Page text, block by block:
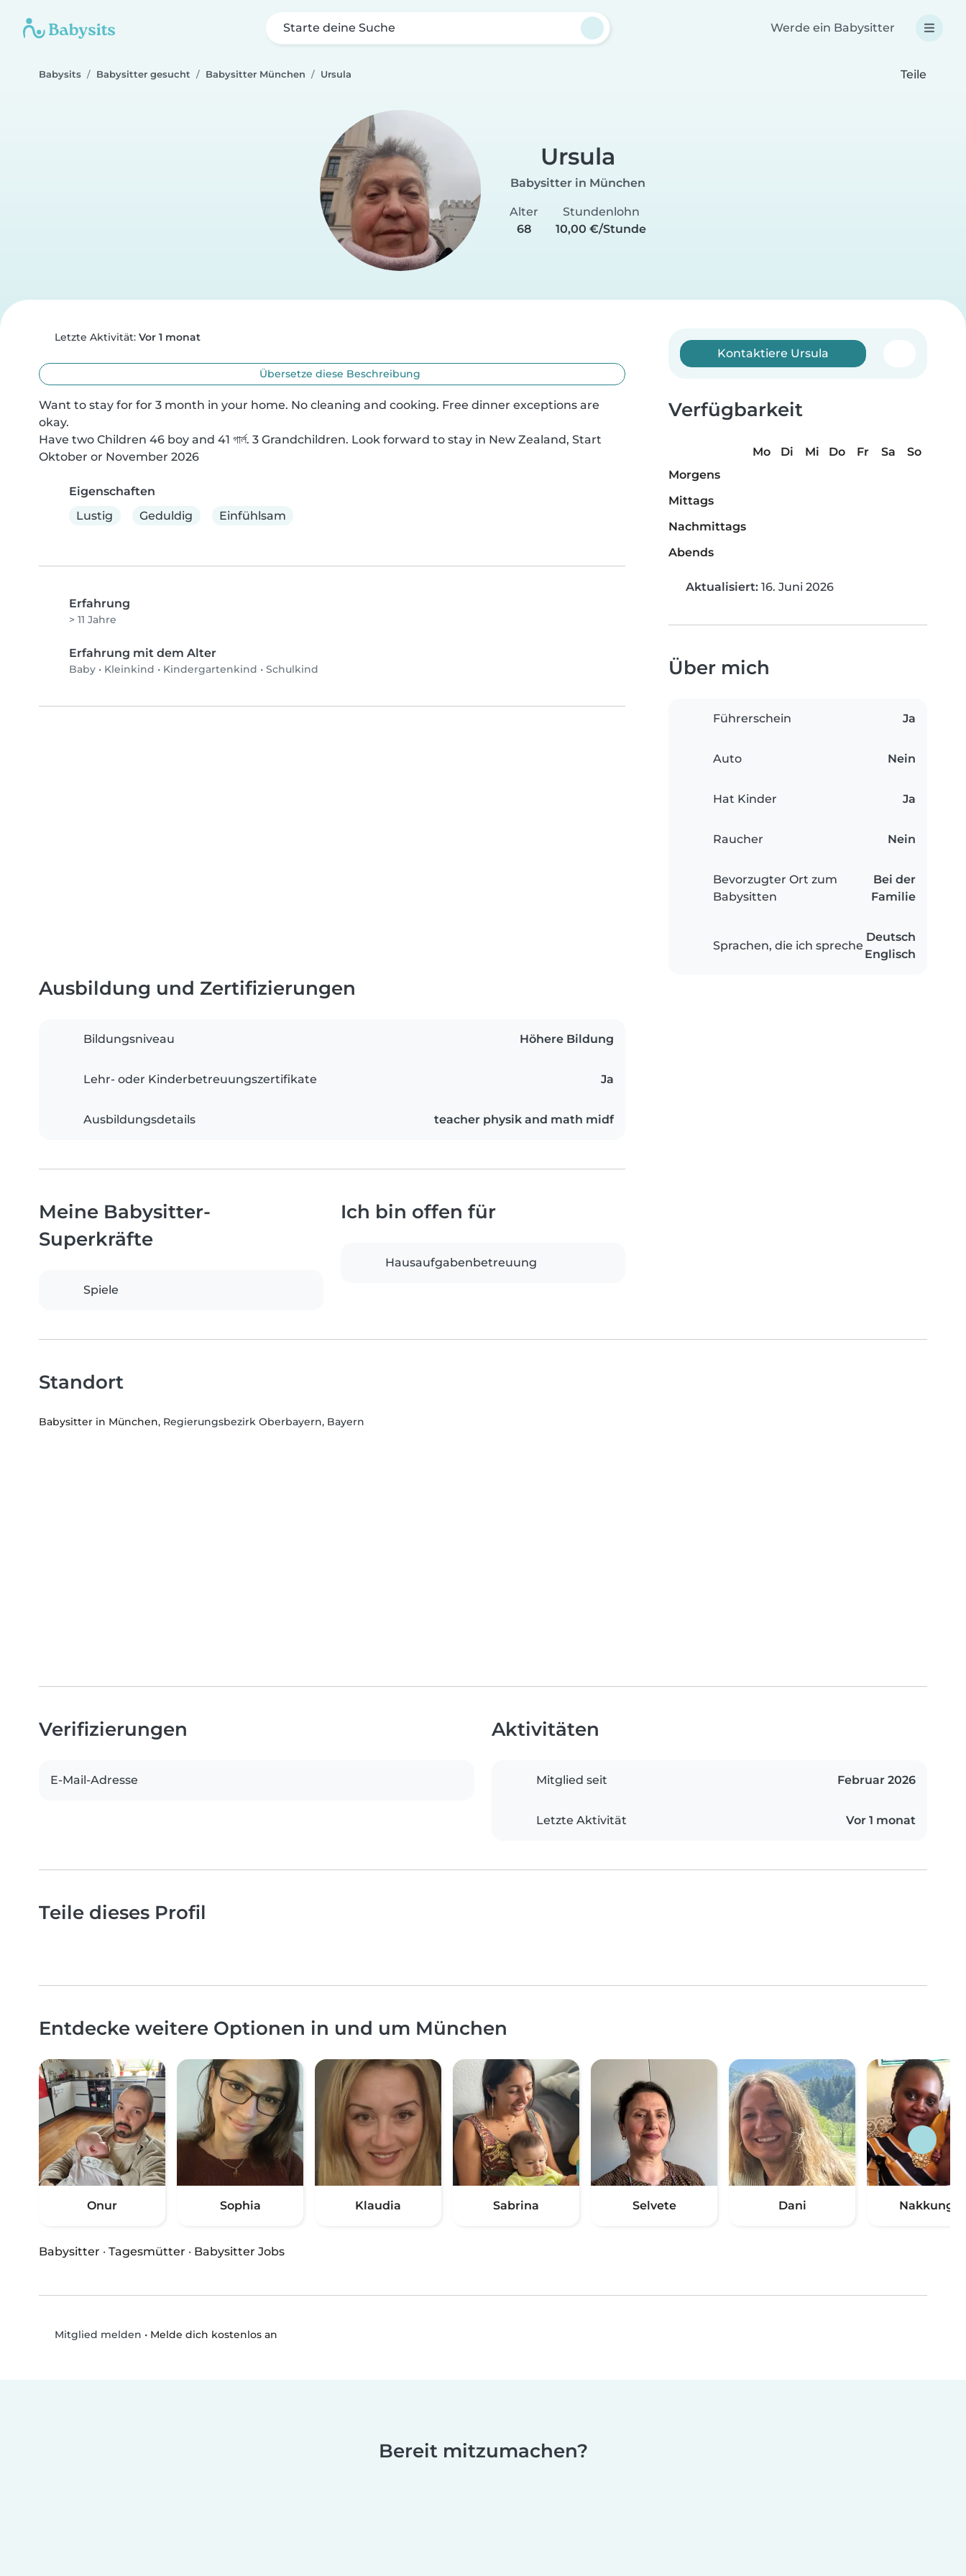
Starte deine Suche Werde ein Babysitter
Babysits Babysitter gesucht Babysitter München Ursula Teile
Ursula
Babysitter in München
Alter
68
Stundenlohn
10,00 €/Stunde
Letzte Aktivität: Vor 1 monat
Übersetze diese Beschreibung
Want to stay for for 3 month in your home. No cleaning and cooking. Free dinner exceptions are
okay.
Have two Children 46 boy and 41 গার্ল. 3 Grandchildren. Look forward to stay in New Zealand, Start
Oktober or November 2026
Eigenschaften
Lustig
Geduldig Einfühlsam
Erfahrung
> 11 Jahre
Erfahrung mit dem Alter
Baby • Kleinkind • Kindergartenkind • Schulkind
Kontaktiere Ursula
Verfügbarkeit
Mo Di Mi Do Fr Sa
So
Morgens
Mittags
Nachmittags
Abends
Aktualisiert: 16. Juni 2026
Über mich
Führerschein Ja
Auto Nein
Hat Kinder Ja
Raucher Nein
Bevorzugter Ort zum
Babysitten
Bei der
Familie
Sprachen, die ich spreche
Deutsch
Englisch
Ausbildung und Zertifizierungen
Bildungsniveau Höhere Bildung
Lehr- oder Kinderbetreuungszertifikate Ja
Ausbildungsdetails teacher physik and math midf
Meine Babysitter-
Superkräfte
Spiele
Ich bin offen für
Hausaufgabenbetreuung
Standort
Babysitter in München, Regierungsbezirk Oberbayern, Bayern
Verifizierungen
E-Mail-Adresse
Aktivitäten
Mitglied seit Februar 2026
Letzte Aktivität Vor 1 monat
Teile dieses Profil
Entdecke weitere Optionen in und um München
Onur Sophia Klaudia Sabrina Selvete Dani Nakkungu
Babysitter · Tagesmütter · Babysitter Jobs
Mitglied melden • Melde dich kostenlos an
Bereit mitzumachen?